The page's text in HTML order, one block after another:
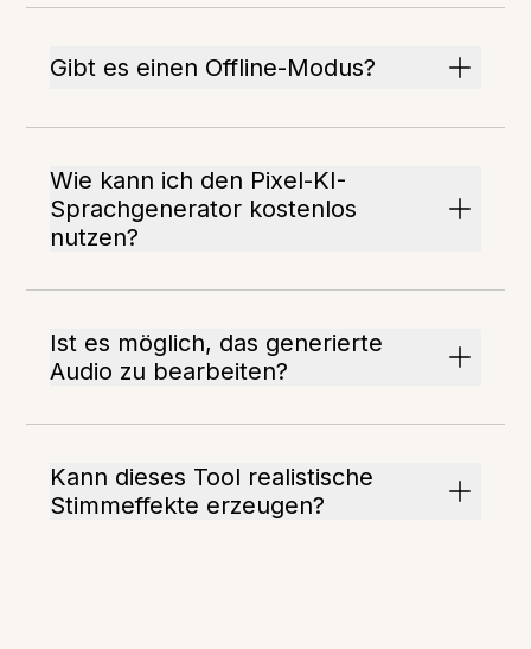
Gibt es einen Offline-Modus?
Wie kann ich den Pixel-KI-
Sprachgenerator kostenlos
nutzen?
Ist es möglich, das generierte
Audio zu bearbeiten?
Kann dieses Tool realistische
Stimmeffekte erzeugen?